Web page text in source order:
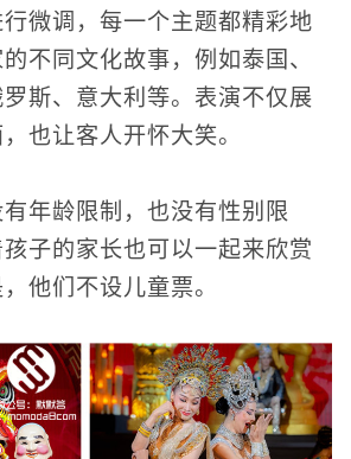
微调，每一个主题都精彩地
不同文化故事，例如泰国、
斯、意大利等。表演不仅展
也让客人开怀大笑。
年龄限制，也没有性别限
子的家长也可以一起来欣赏
他们不设儿童票。